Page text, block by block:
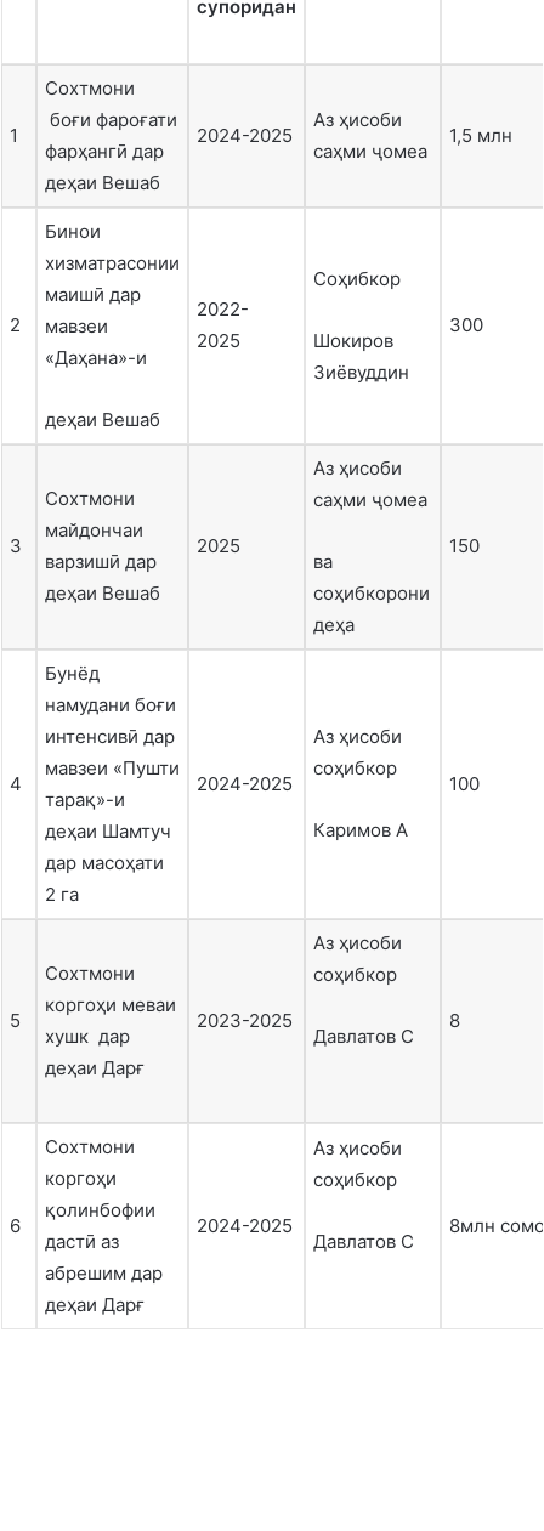
супоридан
1
Сохтмони
боғи фароғати
фарҳангӣ дар
деҳаи Вешаб
2024-2025
Аз ҳисоби
саҳми ҷомеа
1,5 млн
2
Бинои
хизматрасонии
маишӣ дар
мавзеи
«Даҳана»-и
деҳаи Вешаб
2022-
2025
Соҳибкор
Шокиров
Зиёвуддин
300
3
Сохтмони
майдончаи
варзишӣ дар
деҳаи Вешаб
2025
Аз ҳисоби
саҳми ҷомеа
ва
соҳибкорони
деҳа
150
4
Бунёд
намудани боғи
интенсивӣ дар
мавзеи «Пушти
тарақ»-и
деҳаи Шамтуч
дар масоҳати
2 га
2024-2025
Аз ҳисоби
соҳибкор
Каримов А
100
5
Сохтмони
коргоҳи меваи
хушк дар
деҳаи Дарғ
2023-2025
Аз ҳисоби
соҳибкор
Давлатов С
8
6
Сохтмони
коргоҳи
қолинбофии
дастӣ аз
абрешим дар
деҳаи Дарғ
2024-2025
Аз ҳисоби
соҳибкор
Давлатов С
8млн